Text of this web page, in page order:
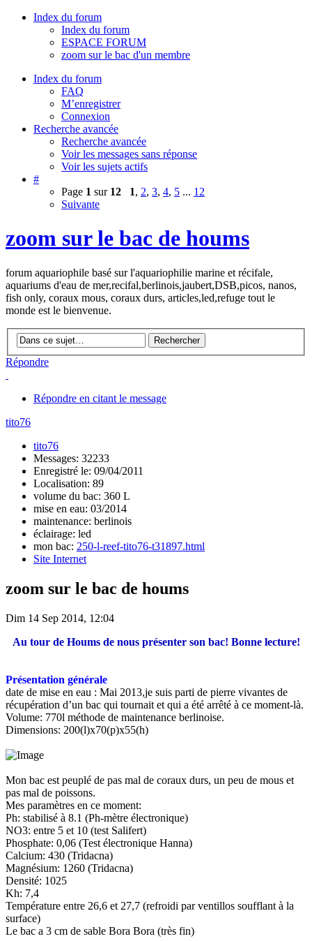
Index du forum
Index du forum
ESPACE FORUM
zoom sur le bac d'un membre
Index du forum
FAQ
M’enregistrer
Connexion
Recherche avancée
Recherche avancée
Voir les messages sans réponse
Voir les sujets actifs
#
Page 1 sur 12 1, 2, 3, 4, 5 ... 12
Suivante
zoom sur le bac de houms
forum aquariophile basé sur l'aquariophilie marine et récifale,
aquariums d'eau de mer,recifal,berlinois,jaubert,DSB,picos, nanos,
fish only, coraux mous, coraux durs, articles,led,refuge tout le
monde est le bienvenue.
Répondre
Répondre en citant le message
tito76
tito76
Messages: 32233
Enregistré le: 09/04/2011
Localisation: 89
volume du bac: 360 L
mise en eau: 03/2014
maintenance: berlinois
éclairage: led
mon bac: 250-l-reef-tito76-t31897.html
Site Internet
zoom sur le bac de houms
Dim 14 Sep 2014, 12:04
Au tour de Houms de nous présenter son bac! Bonne lecture!
Présentation générale
date de mise en eau : Mai 2013,je suis parti de pierre vivantes de
récupération d’un bac qui tournait et qui a été arrêté à ce moment-là.
Volume: 770l méthode de maintenance berlinoise.
Dimensions: 200(l)x70(p)x55(h)
Mon bac est peuplé de pas mal de coraux durs, un peu de mous et
pas mal de poissons.
Mes paramètres en ce moment:
Ph: stabilisé à 8.1 (Ph-mètre électronique)
NO3: entre 5 et 10 (test Salifert)
Phosphate: 0,06 (Test électronique Hanna)
Calcium: 430 (Tridacna)
Magnésium: 1260 (Tridacna)
Densité: 1025
Kh: 7,4
Température entre 26,6 et 27,7 (refroidi par ventillos soufflant à la
surface)
Le bac a 3 cm de sable Bora Bora (très fin)